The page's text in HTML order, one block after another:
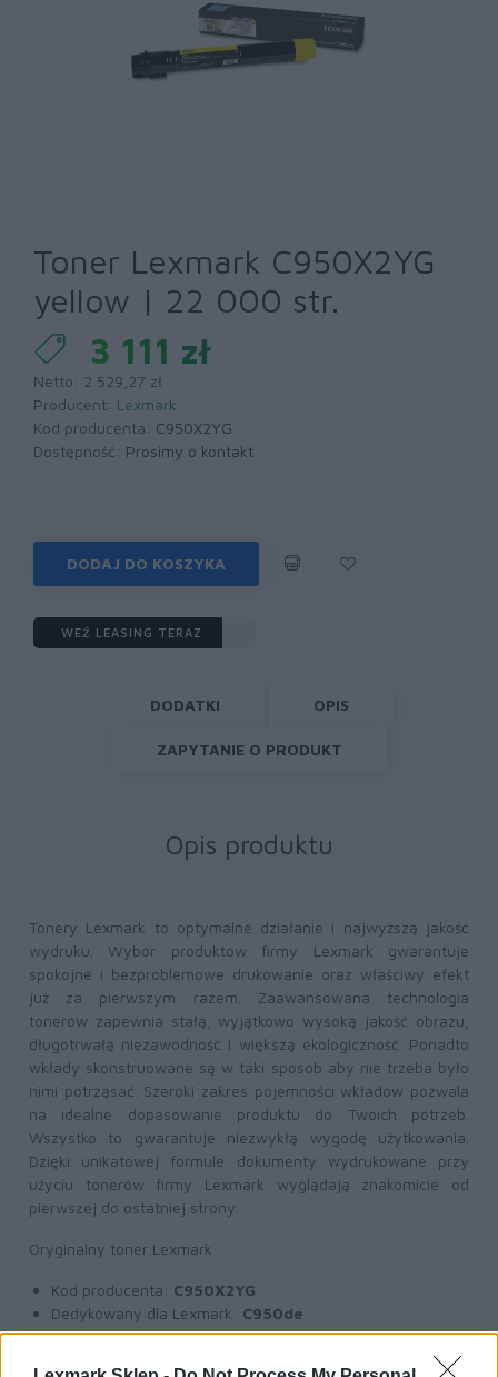
Toner Lexmark C950X2YG
yellow | 22 000 str.
3 111 zł
Netto: 2 529,27 zł
Producent: Lexmark
Kod producenta: C950X2YG
Dostępność: Prosimy o kontakt
DODAJ DO KOSZYKA
WEŹ LEASING TERAZ
DODATKI OPIS
ZAPYTANIE O PRODUKT
Opis produktu
Tonery Lexmark to optymalne działanie i najwyższą jakość
wydruku. Wybór produktów firmy Lexmark gwarantuje
spokojne i bezproblemowe drukowanie oraz właściwy efekt
już za pierwszym razem. Zaawansowana technologia
tonerów zapewnia stałą, wyjątkowo wysoką jakość obrazu,
długotrwałą niezawodność i większą ekologiczność. Ponadto
wkłady skonstruowane są w taki sposób aby nie trzeba było
nimi potrząsać. Szeroki zakres pojemności wkładów pozwala
na idealne dopasowanie produktu do Twoich potrzeb.
Wszystko to gwarantuje niezwykłą wygodę użytkowania.
Dzięki unikatowej formule dokumenty wydrukowane przy
użyciu tonerów firmy Lexmark wyglądają znakomicie od
pierwszej do ostatniej strony.
Oryginalny toner Lexmark
Kod producenta: C950X2YG
Dedykowany dla Lexmark: C950de
Wydajność:22000 str.A4 (przy 5% pokryciu)